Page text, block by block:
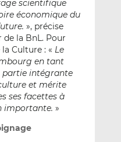
scientifique
économique du
», précise
la BnL. Pour
Culture : « Le
en tant
partie intégrante
et mérite
ses facettes à
importante. »